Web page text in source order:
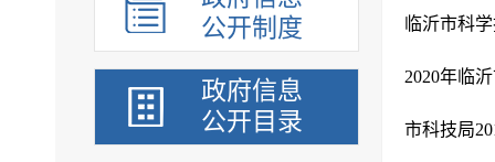
公开制度
政府信息
公开目录
临沂市科
2020年临
市科技局